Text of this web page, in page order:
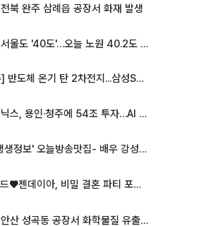
전북 완주 삼례읍 공장서 화재 발생
서울도 '40도'…오늘 노원 40.2도 기록
[특징주] 반도체 온기 탄 2차전지...삼성SDI, 장 초반 7% 넘게 껑충
SK하이닉스, 용인·청주에 54조 투자…AI 메모리 생산기지 키운다
'2TV 생생정보' 오늘방송맛집- 배우 강성진 단골! 쌀국수ㆍ푸팟퐁 커리 맛집 '블○○○'
톰 홀랜드♥젠데이아, 비밀 결혼 파티 포착⋯호텔 대관비만 9억
안산 성곡동 공장서 화학물질 유출 사고 발생